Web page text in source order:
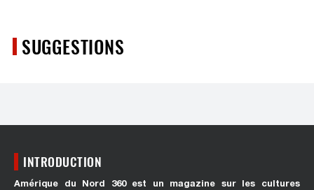
SUGGESTIONS
INTRODUCTION
Amérique du Nord 360 est un magazine sur les cultures